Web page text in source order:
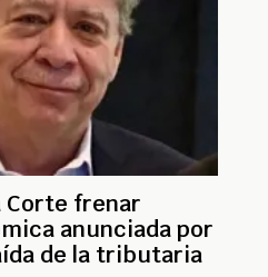
Corte frenar
anunciada por
de la tributaria